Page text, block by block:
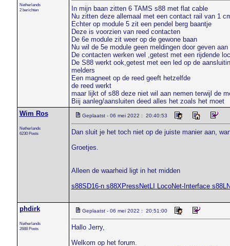
Netherlands
2 berichten
In mijn baan zitten 6 TAMS s88 met flat cable
Nu zitten deze allemaal met een contact rail van 1
Echter op module 5 zit een pendel berg baantje
Deze is voorzien van reed contacten
De 6e module zit weer op de gewone baan
Nu wil de 5e module geen meldingen door geven
De contacten werken wel ,getest met een rijdende loc
De S88 werkt ook,getest met een led op de
melders
Een magneet op de reed geeft hetzelfde
de reed werkt
maar lijkt of s88 deze niet wil aan nemen terwijl de
Biij aanleg/aansluiten deed alles het zoals het moet
Wim Ros
Netherlands
6230 Posts
Geplaatst - 06 mei 2022 : 20:40:53
Dan sluit je het toch niet op de juiste manier aan,
Groetjes.
Alleen de waarheid ligt in het midden
s88SD16-n s88XPressNetLI LocoNet-Interface
phdirk
Netherlands
2688 Posts
Geplaatst - 06 mei 2022 : 20:51:00
Hallo Jerry,
Welkom op het forum.